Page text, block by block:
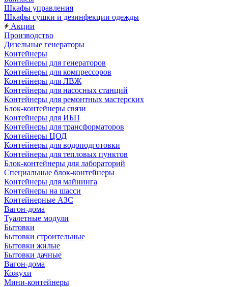
Шкафы управления
Шкафы сушки и дезинфекции одежды
Акции
Производство
Дизельные генераторы
Контейнеры
Контейнеры для генераторов
Контейнеры для компрессоров
Контейнеры для ЛВЖ
Контейнеры для насосных станций
Контейнеры для ремонтных мастерских
Блок-контейнеры связи
Контейнеры для ИБП
Контейнеры для трансформаторов
Контейнеры ЦОД
Контейнеры для водоподготовки
Контейнеры для тепловых пунктов
Блок-контейнеры для лабораторий
Специальные блок-контейнеры
Контейнеры для майнинга
Контейнеры на шасси
Контейнерные АЗС
Вагон-дома
Туалетные модули
Бытовки
Бытовки строительные
Бытовки жилые
Бытовки дачные
Вагон-дома
Кожухи
Мини-контейнеры